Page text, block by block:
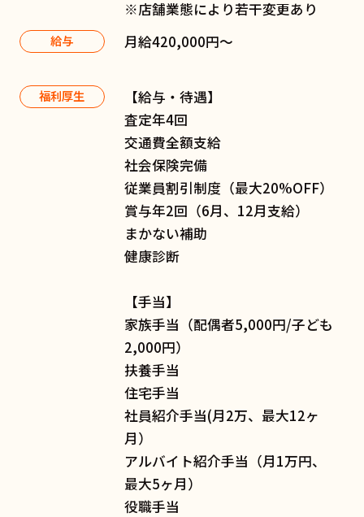
※店舗業態により若干変更あり
給与 月給420,000円～
福利厚生
【給与・待遇】
査定年4回
交通費全額支給
社会保険完備
従業員割引制度（最大20%OFF）
賞与年2回（6月、12月支給）
まかない補助
健康診断
【手当】
家族手当（配偶者5,000円/子ども
2,000円）
扶養手当
住宅手当
社員紹介手当(月2万、最大12ヶ
月）
アルバイト紹介手当（月1万円、
最大5ヶ月）
役職手当